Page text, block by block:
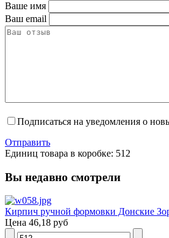
Ваше имя
Ваш email
Подписаться на уведомления о
Отправить
Единиц товара в коробке: 512
Вы недавно смотрели
Кирпич ручной формовки Донские
Цена 46,18 руб